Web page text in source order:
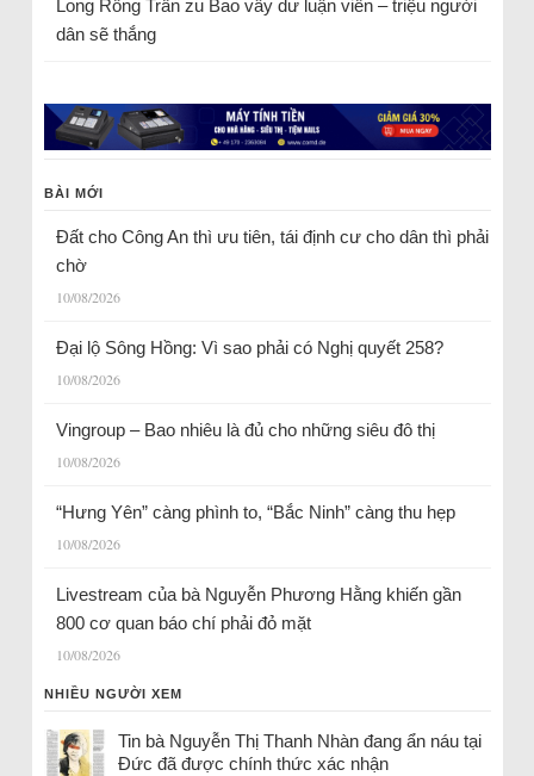
Long Rồng Trầnzu Bao vây dư luận viên – triệu người
dân sẽ thắng
BÀI MỚI
Đất cho Công An thì ưu tiên, tái định cư cho dân thì phải
chờ
10/08/2026
Đại lộ Sông Hồng: Vì sao phải có Nghị quyết 258?
10/08/2026
Vingroup – Bao nhiêu là đủ cho những siêu đô thị
10/08/2026
“Hưng Yên” càng phình to, “Bắc Ninh” càng thu hẹp
10/08/2026
Livestream của bà Nguyễn Phương Hằng khiến gần
800 cơ quan báo chí phải đỏ mặt
10/08/2026
NHIỀU NGƯỜI XEM
Tin bà Nguyễn Thị Thanh Nhàn đang ẩn náu tại
Đức đã được chính thức xác nhận